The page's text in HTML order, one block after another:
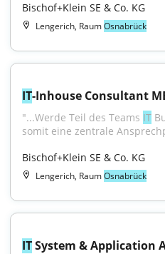
Bischof+Klein SE & Co. KG
Lengerich, RaumOsnabrück
IT-Inhouse Consultant
"...Werde Teil des Teams IT
somit eine zentrale
Bischof+Klein SE & Co. KG
Lengerich, RaumOsnabrück
IT System & Application